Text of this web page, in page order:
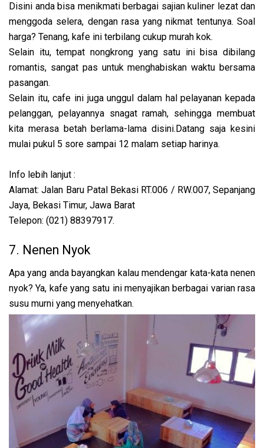
Disini anda bisa menikmati berbagai sajian kuliner lezat dan
menggoda selera, dengan rasa yang nikmat tentunya. Soal
harga? Tenang, kafe ini terbilang cukup murah kok.
Selain itu, tempat nongkrong yang satu ini bisa dibilang
romantis, sangat pas untuk menghabiskan waktu bersama
pasangan.
Selain itu, cafe ini juga unggul dalam hal pelayanan kepada
pelanggan, pelayannya snagat ramah, sehingga membuat
kita merasa betah berlama-lama disini.Datang saja kesini
mulai pukul 5 sore sampai 12 malam setiap harinya.
Info lebih lanjut :
Alamat: Jalan Baru Patal Bekasi RT.006 / RW.007, Sepanjang
Jaya, Bekasi Timur, Jawa Barat
Telepon: (021) 88397917.
7. Nenen Nyok
Apa yang anda bayangkan kalau mendengar kata-kata nenen
nyok? Ya, kafe yang satu ini menyajikan berbagai varian rasa
susu murni yang menyehatkan.